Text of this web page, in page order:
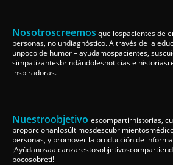
Nosotroscreemos que lospacientes de
personas, no undiagnóstico. A través de la
unpoco de humor – ayudamospacientes,
simpatizantesbrindándolesnoticias e
inspiradoras.
Nuestroobjetivo escompartirhistorias,
personas, y promover la producción de
pocosobreti!